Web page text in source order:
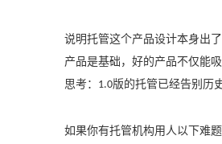
说明托管这个产品设计本身出
产品是基础，好的产品不仅能
思考： 1.0版的托管已经告别历
如果你有托管机构用人以下难题